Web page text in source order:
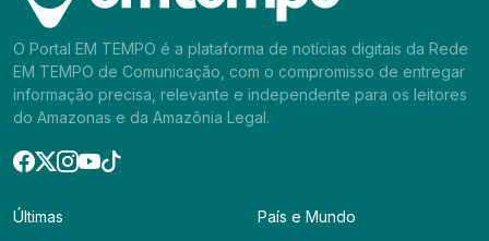
O Portal EM TEMPO é a plataforma de notícias digitais da Rede
EM TEMPO de Comunicação, com o compromisso de entregar
informação precisa, relevante e independente para os leitores
do Amazonas e da Amazônia Legal.
Últimas
País e Mundo